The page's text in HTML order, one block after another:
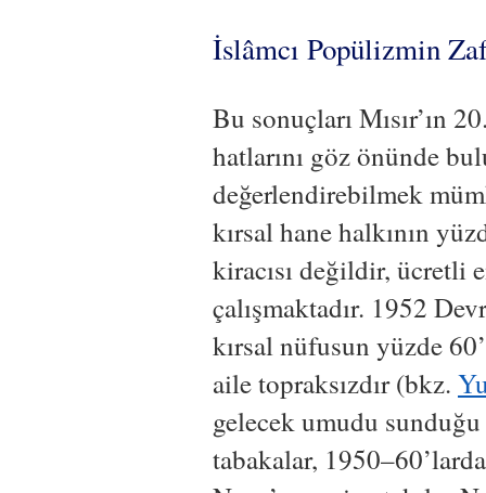
İslâmcı Popülizmin
Bu sonuçları Mısır’ın
hatlarını göz önünde
değerlendirebilmek
kırsal hane halkının
kiracısı değildir, ücretli
çalışmaktadır. 1952
kırsal nüfusun yüzde
aile topraksızdır (bkz.
gelecek umudu
tabakalar,